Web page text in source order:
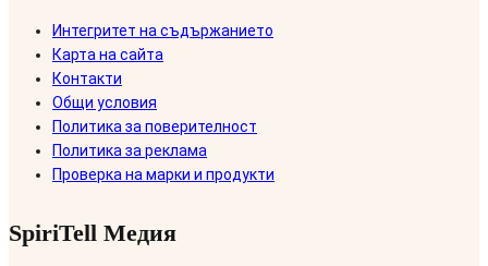
Интегритет на съдържанието
Карта на сайта
Контакти
Общи условия
Политика за поверителност
Политика за реклама
Проверка на марки и продукти
SpiriTell Медия